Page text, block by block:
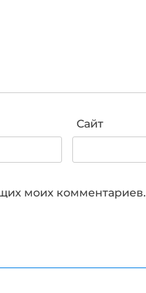
Сайт
моих комментариев.